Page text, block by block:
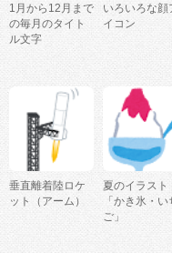
1月から12月まで
の毎月のタイト
ル文字
いろいろな顔
イコン
垂直離着陸ロケ
ット（アーム）
夏のイラスト
「かき氷・い
ご」